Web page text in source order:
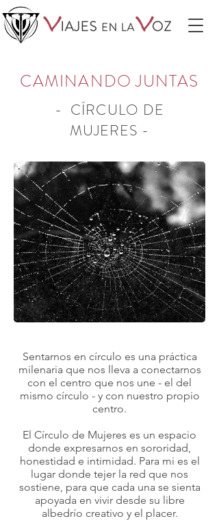
CAMINANDO JUNTAS
- CÍRCULO DE
MUJERES -
Sentarnos en círculo es una práctica
milenaria que nos lleva a conectarnos
con el centro que nos une - el del
mismo círculo - y con nuestro propio
centro.
El Círculo de Mujeres es un espacio
donde expresarnos en sororidad,
honestidad e intimidad. Para mi es el
lugar donde tejer la red que nos
sostiene, para que cada una se sienta
apoyada en vivir desde su libre
albedrío creativo y el placer.